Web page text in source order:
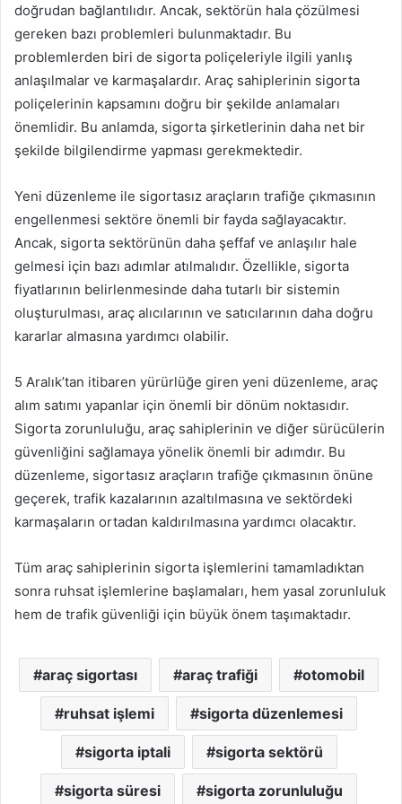
doğrudan bağlantılıdır. Ancak, sektörün hala çözülmesi
gereken bazı problemleri bulunmaktadır. Bu
problemlerden biri de sigorta poliçeleriyle ilgili yanlış
anlaşılmalar ve karmaşalardır. Araç sahiplerinin sigorta
poliçelerinin kapsamını doğru bir şekilde anlamaları
önemlidir. Bu anlamda, sigorta şirketlerinin daha net bir
şekilde bilgilendirme yapması gerekmektedir.
Yeni düzenleme ile sigortasız araçların trafiğe çıkmasının
engellenmesi sektöre önemli bir fayda sağlayacaktır.
Ancak, sigorta sektörünün daha şeffaf ve anlaşılır hale
gelmesi için bazı adımlar atılmalıdır. Özellikle, sigorta
fiyatlarının belirlenmesinde daha tutarlı bir sistemin
oluşturulması, araç alıcılarının ve satıcılarının daha doğru
kararlar almasına yardımcı olabilir.
5 Aralık’tan itibaren yürürlüğe giren yeni düzenleme, araç
alım satımı yapanlar için önemli bir dönüm noktasıdır.
Sigorta zorunluluğu, araç sahiplerinin ve diğer sürücülerin
güvenliğini sağlamaya yönelik önemli bir adımdır. Bu
düzenleme, sigortasız araçların trafiğe çıkmasının önüne
geçerek, trafik kazalarının azaltılmasına ve sektördeki
karmaşaların ortadan kaldırılmasına yardımcı olacaktır.
Tüm araç sahiplerinin sigorta işlemlerini tamamladıktan
sonra ruhsat işlemlerine başlamaları, hem yasal zorunluluk
hem de trafik güvenliği için büyük önem taşımaktadır.
araç sigortası araç trafiği otomobil
ruhsat işlemi sigorta düzenlemesi
sigorta iptali sigorta sektörü
sigorta süresi sigorta zorunluluğu